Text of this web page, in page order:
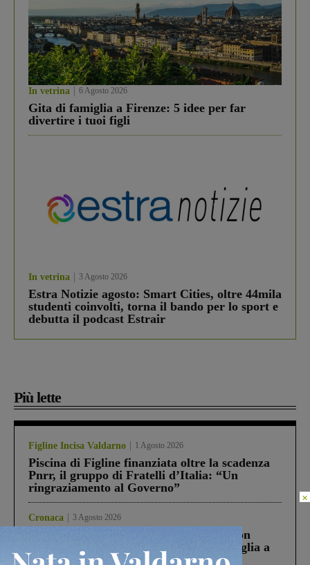
In vetrina 6 Agosto 2026
Gita di famiglia a Firenze: 5 idee per far
divertire i tuoi figli
In vetrina 3 Agosto 2026
Estra Notizie agosto: Smart Cities, oltre 44mila
studenti coinvolti, torna il bando per lo sport e
debutta il podcast Estrair
Più lette
Figline Incisa Valdarno 1 Agosto 2026
Piscina di Figline finanziata oltre la scadenza
Pnrr, il gruppo di Fratelli d’Italia: “Un
ringraziamento al Governo”
Cronaca 3 Agosto 2026
Scomparso da una struttura di Castiglion
Fiorentino l’uomo che aveva ucciso la figlia a
Levane nel 2020
×